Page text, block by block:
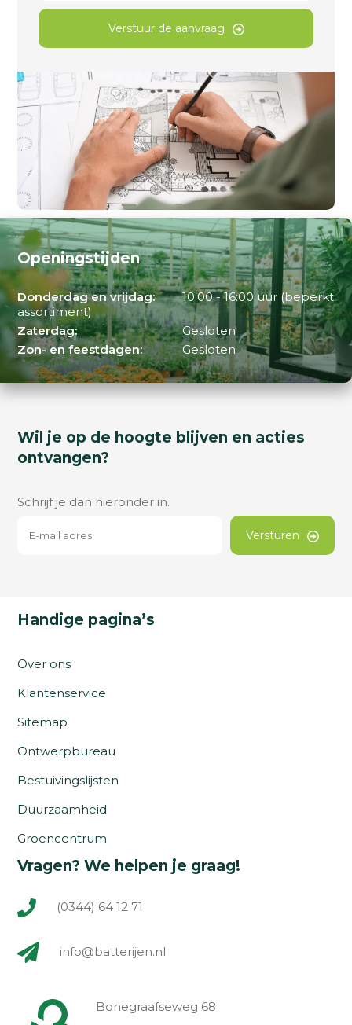
Verstuur de aanvraag
Openingstijden
Donderdag en vrijdag:
10:00 - 16:00 uur (beperkt
assortiment)
Zaterdag:
Gesloten
Zon- en feestdagen:
Gesloten
Wil je op de hoogte blijven en acties
ontvangen?
Schrijf je dan hieronder in.
Versturen
Handige pagina’s
Over ons
Klantenservice
Sitemap
Ontwerpbureau
Bestuivingslijsten
Duurzaamheid
Groencentrum
Vragen? We helpen je graag!
(0344) 64 12 71
info@batterijen.nl
Bonegraafseweg 68